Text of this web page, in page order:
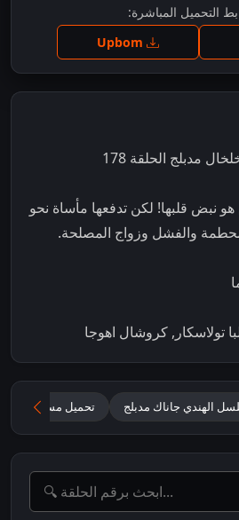
للمشاهدة
التحميل المباشرة:
مدبلج الحلقة 178
نبض قلبها! لكن تدفعها مأساة نحو
والفشل وزواج المصلحة.
تولاسكار, كروشال اهوجا
الهندي جاناك مدبلج تحميل مسلسل Jhanak مدبلج